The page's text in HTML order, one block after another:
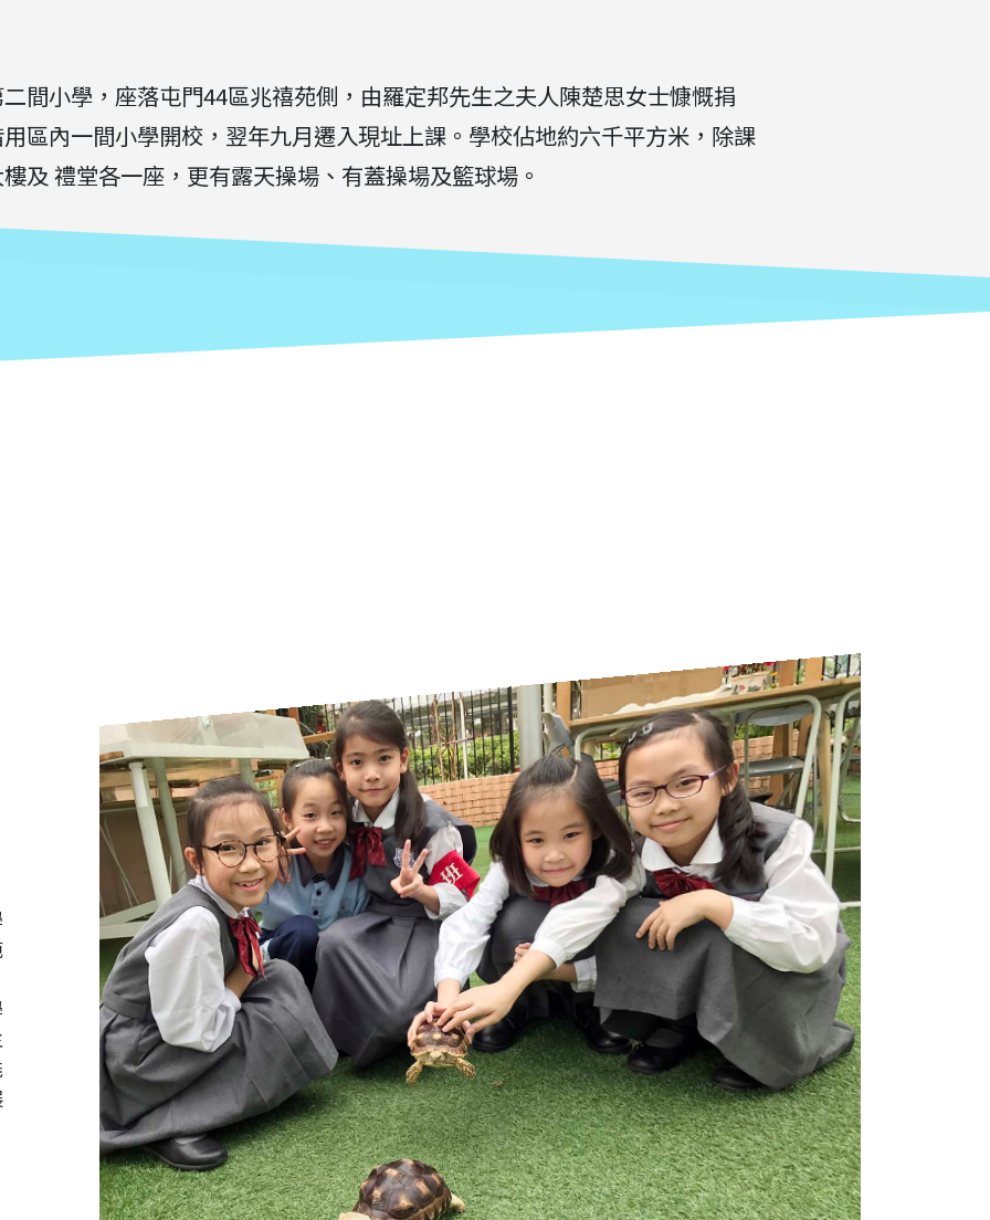
間小學，座落屯門44區兆禧苑側，由羅定邦先生之夫人陳楚思女士慷慨捐
區內一間小學開校，翌年九月遷入現址上課。學校佔地約六千平方米，除課
及 禮堂各一座，更有露天操場、有蓋操場及籃球場。